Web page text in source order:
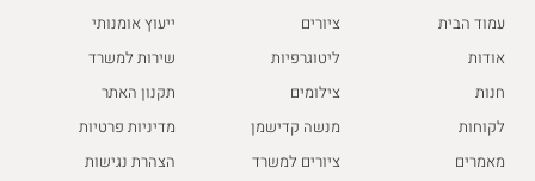
עמוד הבית
אודות
חנות
לקוחות
מאמרים
ציורים
ליטוגרפיות
צילומים
מנשה קדישמן
ציורים למשרד
ייעוץ אומנותי
שירות למשרד
תקנון האתר
מדיניות פרטיות
הצהרת נגישות